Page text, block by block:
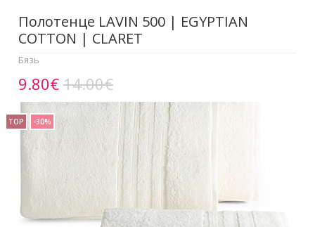
Полотенце LAVIN 500 | EGYPTIAN
COTTON | CLARET
Бязь
9.80€14.00€
TOP -30%